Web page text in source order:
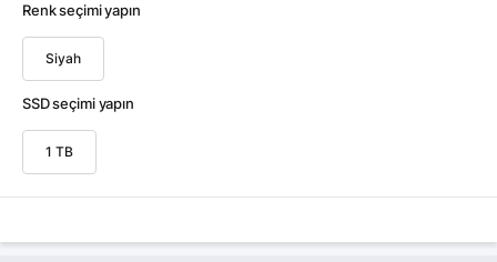
Renk seçimi yapın
Siyah
SSD seçimi yapın
1 TB